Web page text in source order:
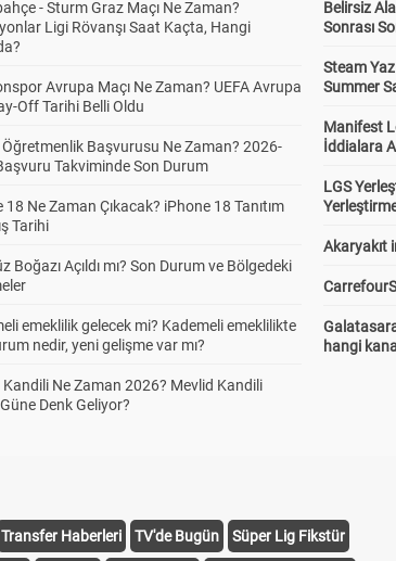
- Sturm Graz Maçı Ne Zaman?
Ligi Rövanşı Saat Kaçta, Hangi
Avrupa Maçı Ne Zaman? UEFA Avrupa
Off Tarihi Belli Oldu
Öğretmenlik Başvurusu Ne Zaman? 2026-
Takviminde Son Durum
18 Ne Zaman Çıkacak? iPhone 18 Tanıtım
Tarihi
Boğazı Açıldı mı? Son Durum ve Bölgedeki
emeklilik gelecek mi? Kademeli emeklilikte
nedir, yeni gelişme var mı?
Kandili Ne Zaman 2026? Mevlid Kandili
Denk Geliyor?
Belirsiz
Sonrası
Steam
Summer
Manifest
İddialara
LGS
Akaryakıt
hangi
Transfer Haberleri TV'de Bugün Süper Lig Fikstür